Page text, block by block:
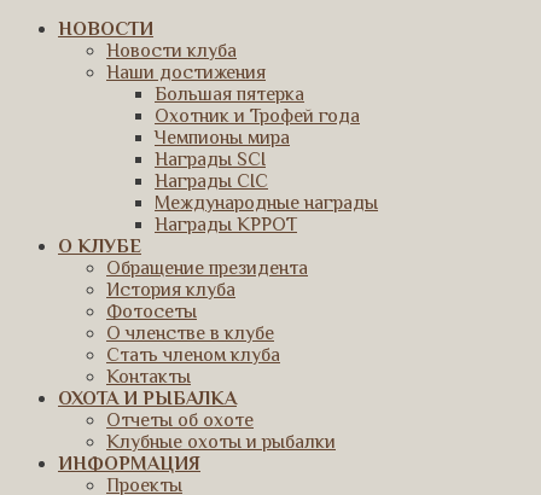
НОВОСТИ
Новости клуба
Наши достижения
Большая пятерка
Охотник и Трофей года
Чемпионы мира
Награды SCI
Награды CIC
Международные награды
Награды КРРОТ
О КЛУБЕ
Обращение президента
История клуба
Фотосеты
О членстве в клубе
Стать членом клуба
Контакты
ОХОТА И РЫБАЛКА
Отчеты об охоте
Клубные охоты и рыбалки
ИНФОРМАЦИЯ
Проекты